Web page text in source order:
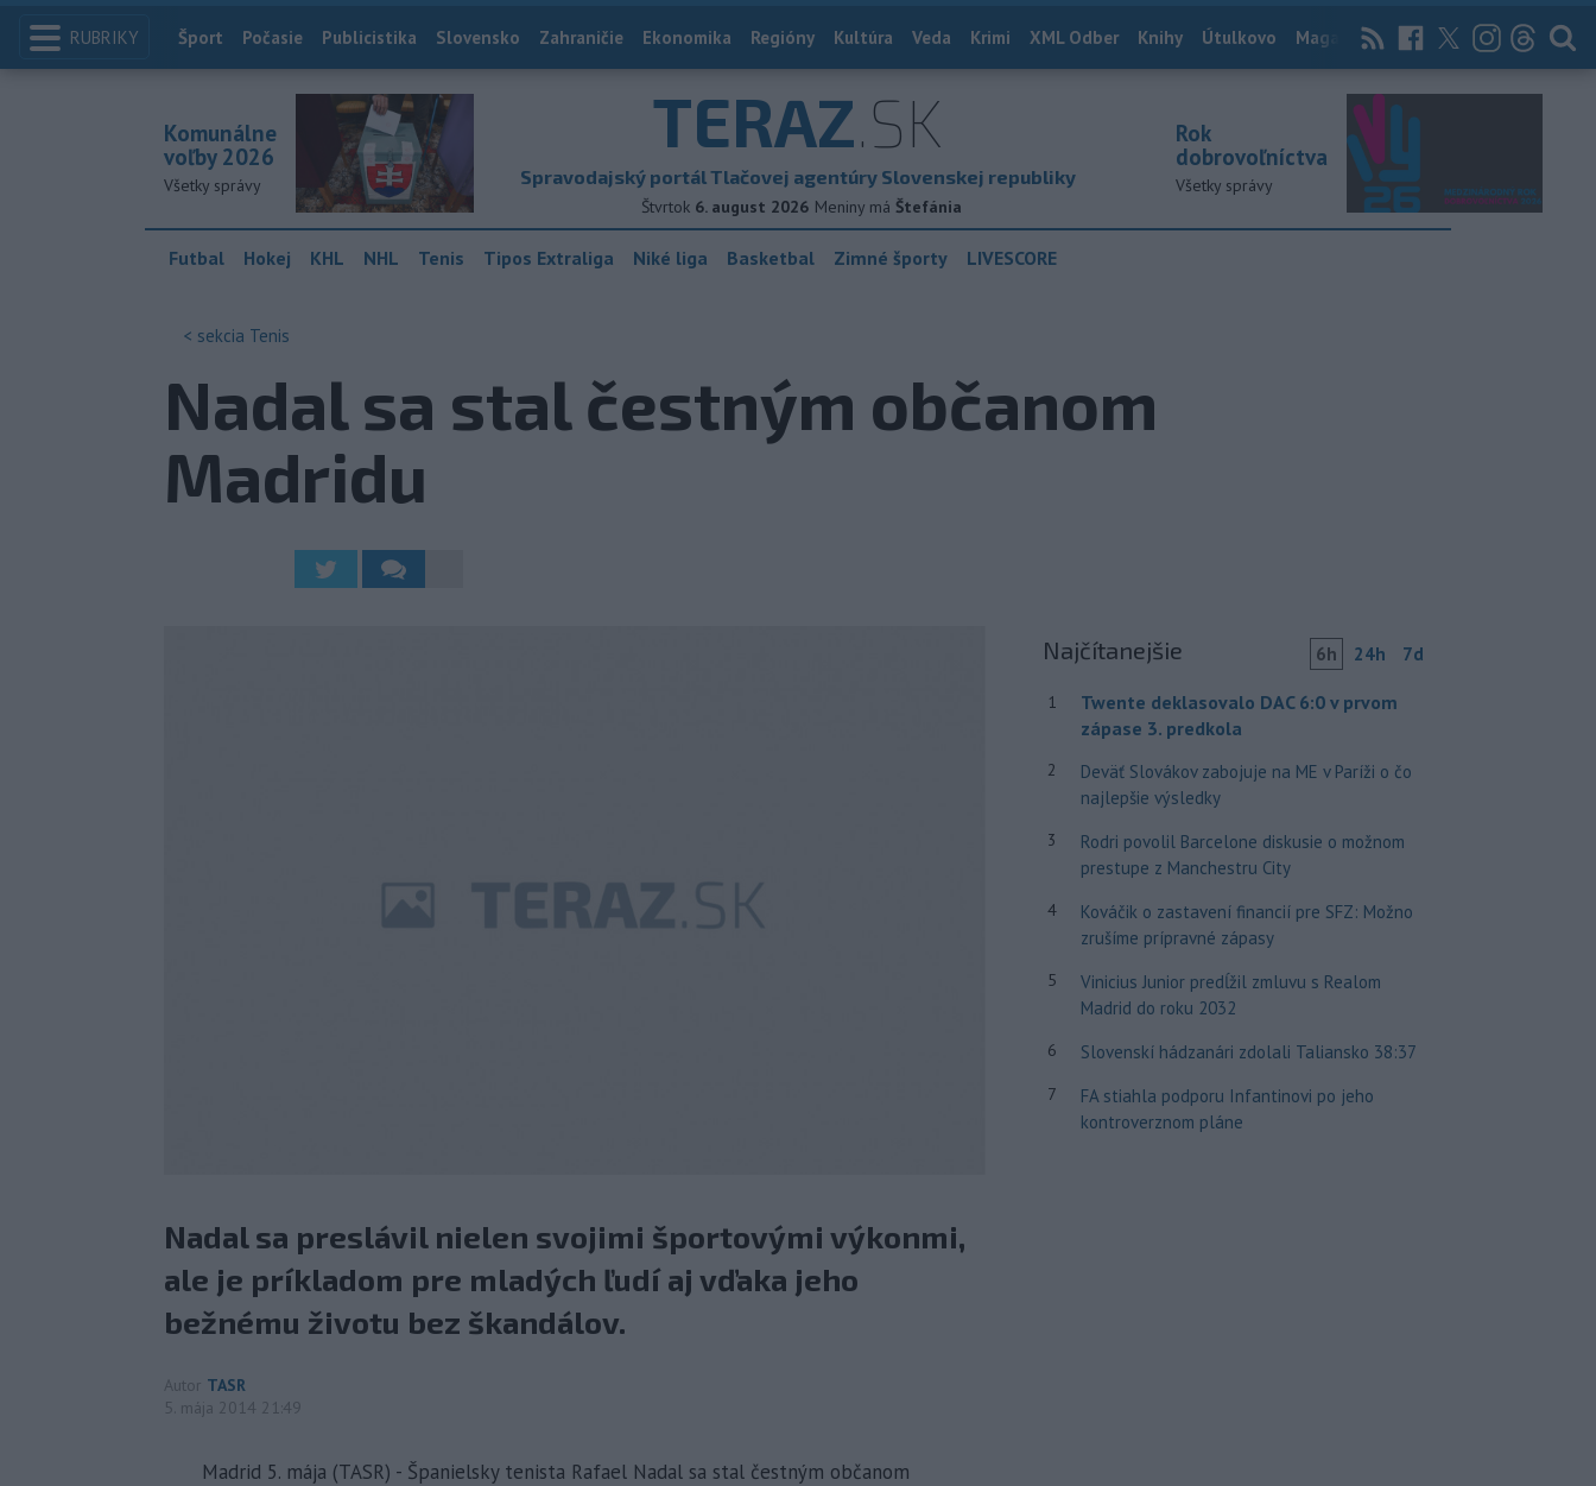
RUBRIKY Index
Šport Počasie Publicistika Slovensko Zahraničie Ekonomika Regióny Kultúra Veda Krimi XML Odber Knihy Útulkovo Magazín News Now Archív
TERAZ.SK
Spravodajský portál Tlačovej agentúry Slovenskej republiky
Štvrtok 6. august 2026 Meniny má Štefánia
Komunálne
voľby 2026
Všetky správy
Rok
dobrovoľníctva
Všetky správy
Futbal Hokej KHL NHL Tenis Tipos Extraliga Niké liga Basketbal Zimné športy LIVESCORE
< sekcia Tenis
Nadal sa stal čestným občanom
Madridu
Nadal sa preslávil nielen svojimi športovými výkonmi,
ale je príkladom pre mladých ľudí aj vďaka jeho
bežnému životu bez škandálov.
Autor TASR
5. mája 2014 21:49
Madrid 5. mája (TASR) - Španielsky tenista Rafael Nadal sa stal čestným občanom
Najčítanejšie 6h 24h 7d
1
Twente deklasovalo DAC 6:0 v prvom
zápase 3. predkola
2
Deväť Slovákov zabojuje na ME v Paríži o čo
najlepšie výsledky
3
Rodri povolil Barcelone diskusie o možnom
prestupe z Manchestru City
4
Kováčik o zastavení financií pre SFZ: Možno
zrušíme prípravné zápasy
5
Vinicius Junior predĺžil zmluvu s Realom
Madrid do roku 2032
6 Slovenskí hádzanári zdolali Taliansko 38:37
7
FA stiahla podporu Infantinovi po jeho
kontroverznom pláne